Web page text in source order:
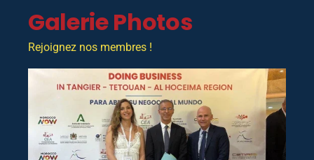
Galerie Photos
Rejoignez nos membres !